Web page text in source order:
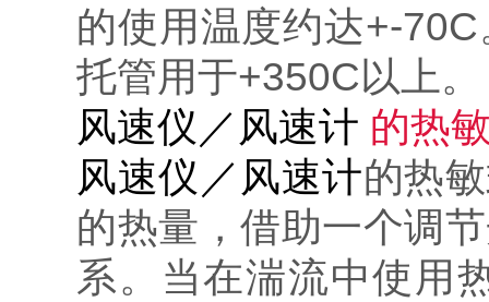
的使用温度约达+-
托管用于+350C以上。
风速仪／风速计 的热
风速仪／风速计的热
的热量，借助一个调
系。当在湍流中使用